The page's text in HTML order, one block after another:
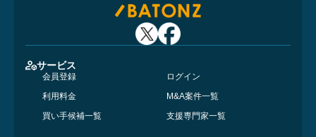
サービス
会員登録
ログイン
利用料金
M&A案件一覧
買い手候補一覧
支援専門家一覧